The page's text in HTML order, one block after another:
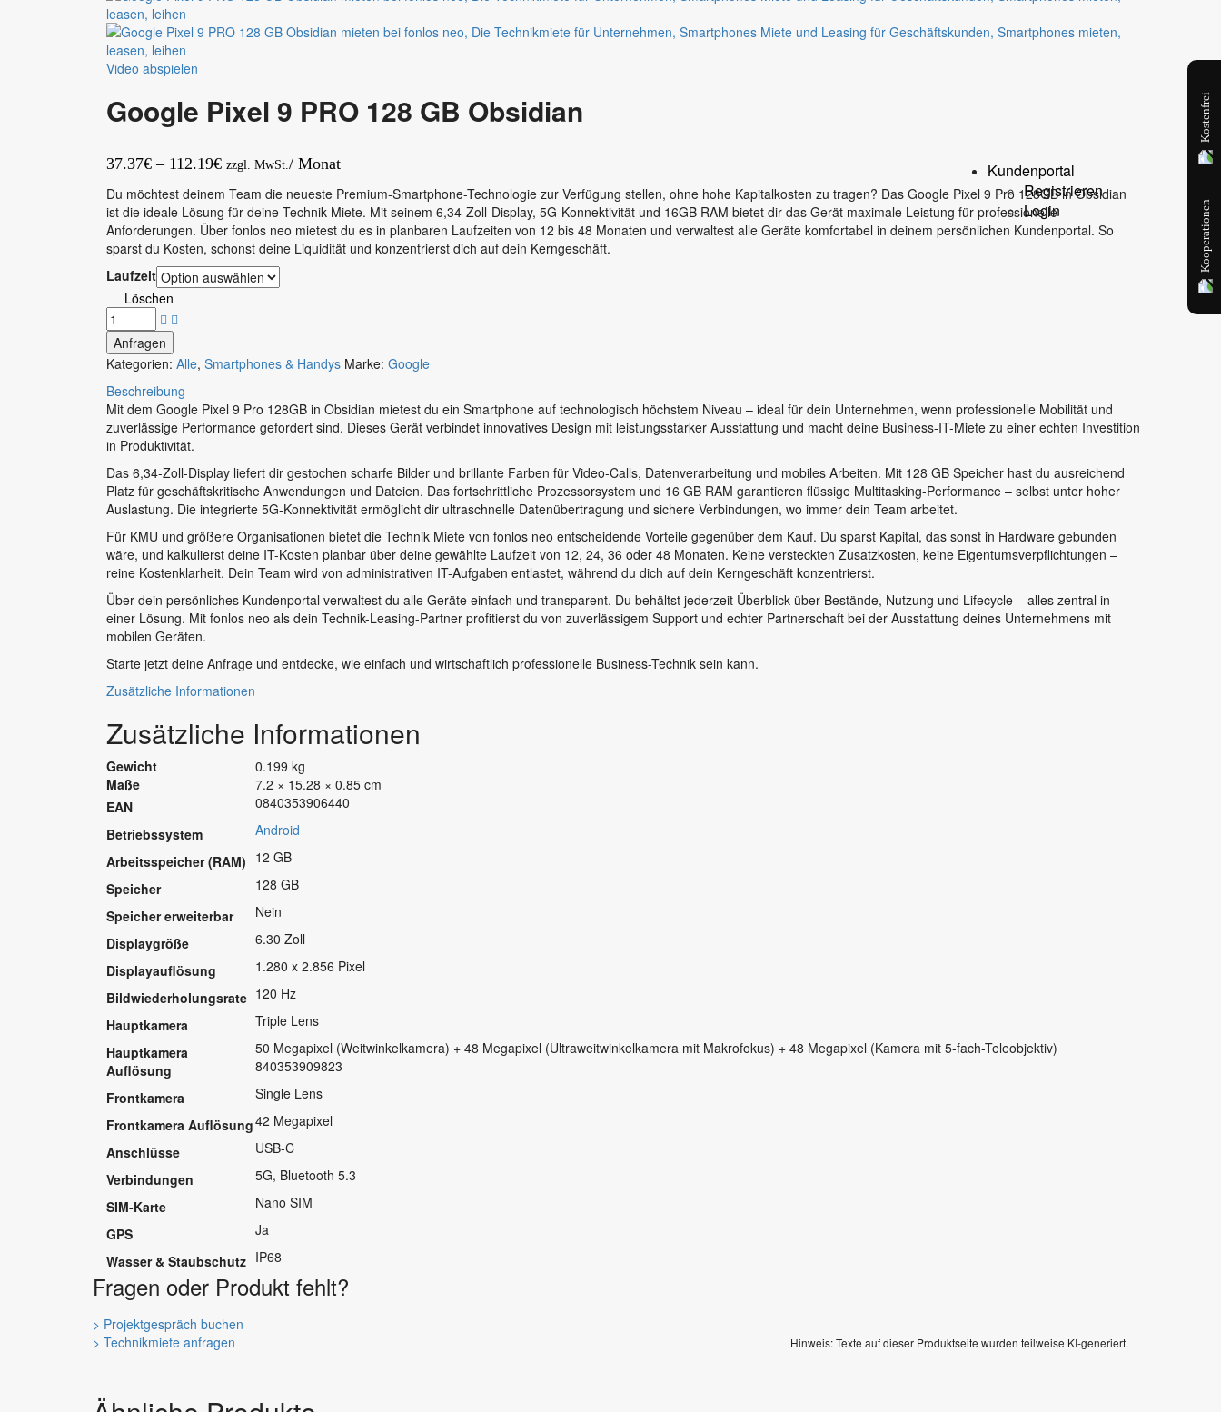
Kostenfrei
Kooperationen
Kundenportal
Registrieren
Login
Video abspielen
Google Pixel 9 PRO 128 GB Obsidian
37.37€ – 112.19€Preisspanne:
37.37€
bis
112.19€
zzgl. MwSt. / Monat
Du möchtest deinem Team die neueste Premium-Smartphone-Technologie zur Verfügung stellen, ohne hohe Kapitalkosten zu tragen? Das Google Pixel 9 Pro 128GB in Obsidian
ist die ideale Lösung für deine Technik Miete. Mit seinem 6,34-Zoll-Display, 5G-Konnektivität und 16GB RAM bietet dir das Gerät maximale Leistung für professionelle
Anforderungen. Über fonlos neo mietest du es in planbaren Laufzeiten von 12 bis 48 Monaten und verwaltest alle Geräte komfortabel in deinem persönlichen Kundenportal. So
sparst du Kosten, schonst deine Liquidität und konzentrierst dich auf dein Kerngeschäft.
Laufzeit
Löschen
Anfragen
Kategorien: Alle, Smartphones & Handys Marke: Google
Beschreibung
Mit dem Google Pixel 9 Pro 128GB in Obsidian mietest du ein Smartphone auf technologisch höchstem Niveau – ideal für dein Unternehmen, wenn professionelle Mobilität und
zuverlässige Performance gefordert sind. Dieses Gerät verbindet innovatives Design mit leistungsstarker Ausstattung und macht deine Business-IT-Miete zu einer echten Investition
in Produktivität.
Das 6,34-Zoll-Display liefert dir gestochen scharfe Bilder und brillante Farben für Video-Calls, Datenverarbeitung und mobiles Arbeiten. Mit 128 GB Speicher hast du ausreichend
Platz für geschäftskritische Anwendungen und Dateien. Das fortschrittliche Prozessorsystem und 16 GB RAM garantieren flüssige Multitasking-Performance – selbst unter hoher
Auslastung. Die integrierte 5G-Konnektivität ermöglicht dir ultraschnelle Datenübertragung und sichere Verbindungen, wo immer dein Team arbeitet.
Für KMU und größere Organisationen bietet die Technik Miete von fonlos neo entscheidende Vorteile gegenüber dem Kauf. Du sparst Kapital, das sonst in Hardware gebunden
wäre, und kalkulierst deine IT-Kosten planbar über deine gewählte Laufzeit von 12, 24, 36 oder 48 Monaten. Keine versteckten Zusatzkosten, keine Eigentumsverpflichtungen –
reine Kostenklarheit. Dein Team wird von administrativen IT-Aufgaben entlastet, während du dich auf dein Kerngeschäft konzentrierst.
Über dein persönliches Kundenportal verwaltest du alle Geräte einfach und transparent. Du behältst jederzeit Überblick über Bestände, Nutzung und Lifecycle – alles zentral in
einer Lösung. Mit fonlos neo als dein Technik-Leasing-Partner profitierst du von zuverlässigem Support und echter Partnerschaft bei der Ausstattung deines Unternehmens mit
mobilen Geräten.
Starte jetzt deine Anfrage und entdecke, wie einfach und wirtschaftlich professionelle Business-Technik sein kann.
Zusätzliche Informationen
Zusätzliche Informationen
Gewicht
0.199 kg
Maße
7.2 × 15.28 × 0.85 cm
EAN
0840353906440
Betriebssystem
Android
Arbeitsspeicher (RAM) 12 GB
Speicher
128 GB
Speicher erweiterbar
Nein
Displaygröße
6.30 Zoll
Displayauflösung
1.280 x 2.856 Pixel
Bildwiederholungsrate 120 Hz
Hauptkamera
Triple Lens
Hauptkamera
Auflösung
50 Megapixel (Weitwinkelkamera) + 48 Megapixel (Ultraweitwinkelkamera mit Makrofokus) + 48 Megapixel (Kamera mit 5-fach-Teleobjektiv)
840353909823
Frontkamera
Single Lens
Frontkamera Auflösung42 Megapixel
Anschlüsse
USB-C
Verbindungen
5G, Bluetooth 5.3
SIM-Karte
Nano SIM
GPS
Ja
Wasser & Staubschutz IP68
Fragen oder Produkt fehlt?
> Projektgespräch buchen
> Technikmiete anfragen
Hinweis: Texte auf dieser Produktseite wurden teilweise KI-generiert.